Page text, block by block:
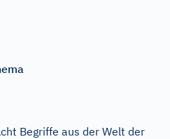
Begriffe aus der Welt der